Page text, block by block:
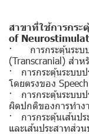
สาขาที่ใช้การกระ
of
· การกระตุ้นระบ
(Transcranial) สำห
· การกระตุ้นระบบ
โดยตรงของ
· การกระตุ้นระบบ
ผิดปกติของการทำง
· การกระตุ้นเส้นป
และเส้นประสาทส่ว